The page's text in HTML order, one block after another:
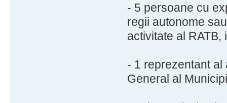
- 5 persoane cu
regii autonome
activitate al
- 1 reprezentant al
General al